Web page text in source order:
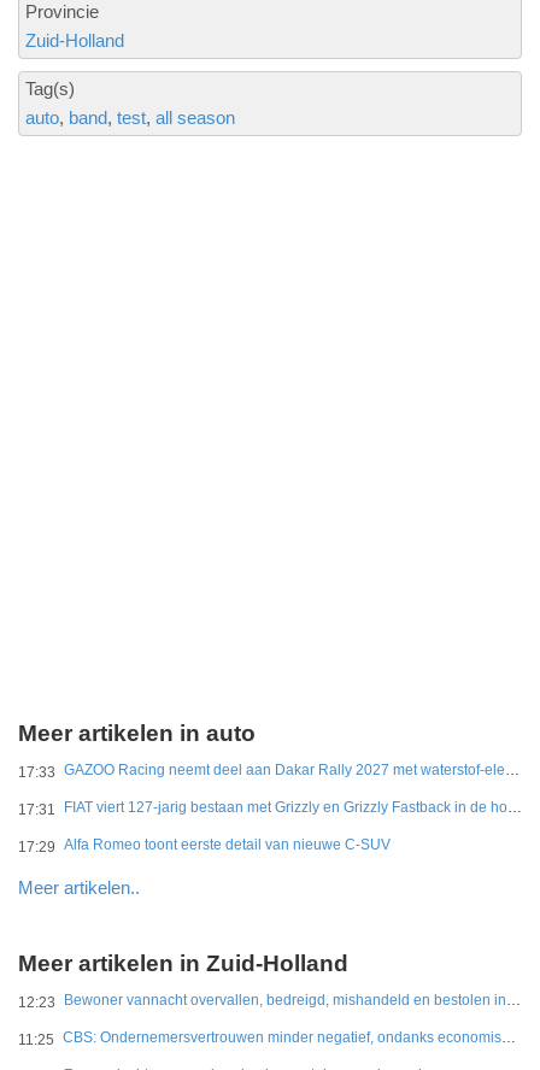
Provincie
Zuid-Holland
Tag(s)
auto band test all season
Meer artikelen in auto
17:33 GAZOO Racing neemt deel aan Dakar Rally 2027 met waterstof-elektrisch prototype van DKR GR Hilux
17:31 FIAT viert 127-jarig bestaan met Grizzly en Grizzly Fastback in de hoofdrol
17:29 Alfa Romeo toont eerste detail van nieuwe C-SUV
Meer artikelen..
Meer artikelen in Zuid-Holland
12:23 Bewoner vannacht overvallen, bedreigd, mishandeld en bestolen in Leidschendam
11:25 CBS: Ondernemersvertrouwen minder negatief, ondanks economische onzekerheid